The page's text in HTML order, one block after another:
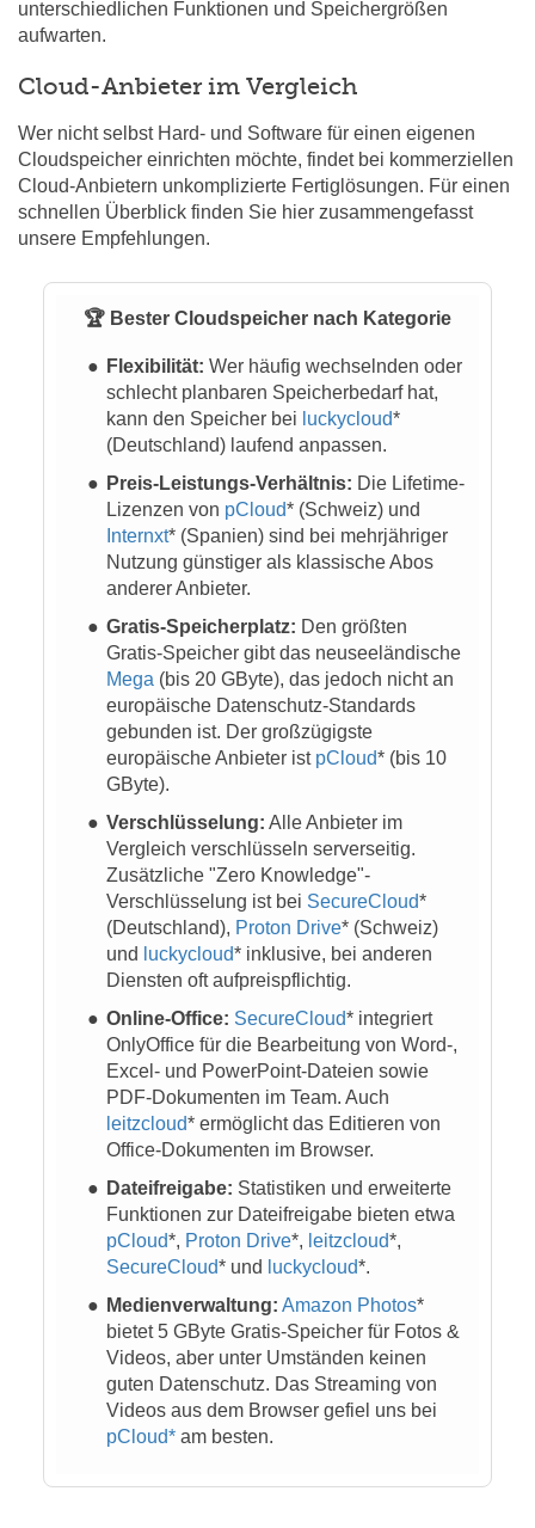
unterschiedlichen Funktionen und Speichergrößen
aufwarten.
Cloud-Anbieter im Vergleich
Wer nicht selbst Hard- und Software für einen eigenen
Cloudspeicher einrichten möchte, findet bei kommerziellen
Cloud-Anbietern unkomplizierte Fertiglösungen. Für einen
schnellen Überblick finden Sie hier zusammengefasst
unsere Empfehlungen.
🏆 Bester Cloudspeicher nach Kategorie
Flexibilität: Wer häufig wechselnden oder
schlecht planbaren Speicherbedarf hat,
kann den Speicher bei luckycloud*
(Deutschland) laufend anpassen.
Preis-Leistungs-Verhältnis: Die Lifetime-
Lizenzen von pCloud* (Schweiz) und
Internxt* (Spanien) sind bei mehrjähriger
Nutzung günstiger als klassische Abos
anderer Anbieter.
Gratis-Speicherplatz: Den größten
Gratis-Speicher gibt das neuseeländische
Mega (bis 20 GByte), das jedoch nicht an
europäische Datenschutz-Standards
gebunden ist. Der großzügigste
europäische Anbieter ist pCloud* (bis 10
GByte).
Verschlüsselung: Alle Anbieter im
Vergleich verschlüsseln serverseitig.
Zusätzliche "Zero Knowledge"-
Verschlüsselung ist bei SecureCloud*
(Deutschland), Proton Drive* (Schweiz)
und
luckycloud* inklusive, bei anderen
Diensten oft aufpreispflichtig.
Online-Office: SecureCloud* integriert
OnlyOffice für die Bearbeitung von Word-,
Excel- und PowerPoint-Dateien sowie
PDF-Dokumenten im Team. Auch
leitzcloud* ermöglicht das Editieren von
Office-Dokumenten im Browser.
Dateifreigabe: Statistiken und erweiterte
Funktionen zur Dateifreigabe bieten etwa
pCloud*, Proton Drive*, leitzcloud*,
SecureCloud* und luckycloud*.
Medienverwaltung: Amazon Photos*
bietet 5 GByte Gratis-Speicher für Fotos &
Videos, aber unter Umständen keinen
guten Datenschutz. Das Streaming von
Videos aus dem Browser gefiel uns bei
pCloud*am besten.